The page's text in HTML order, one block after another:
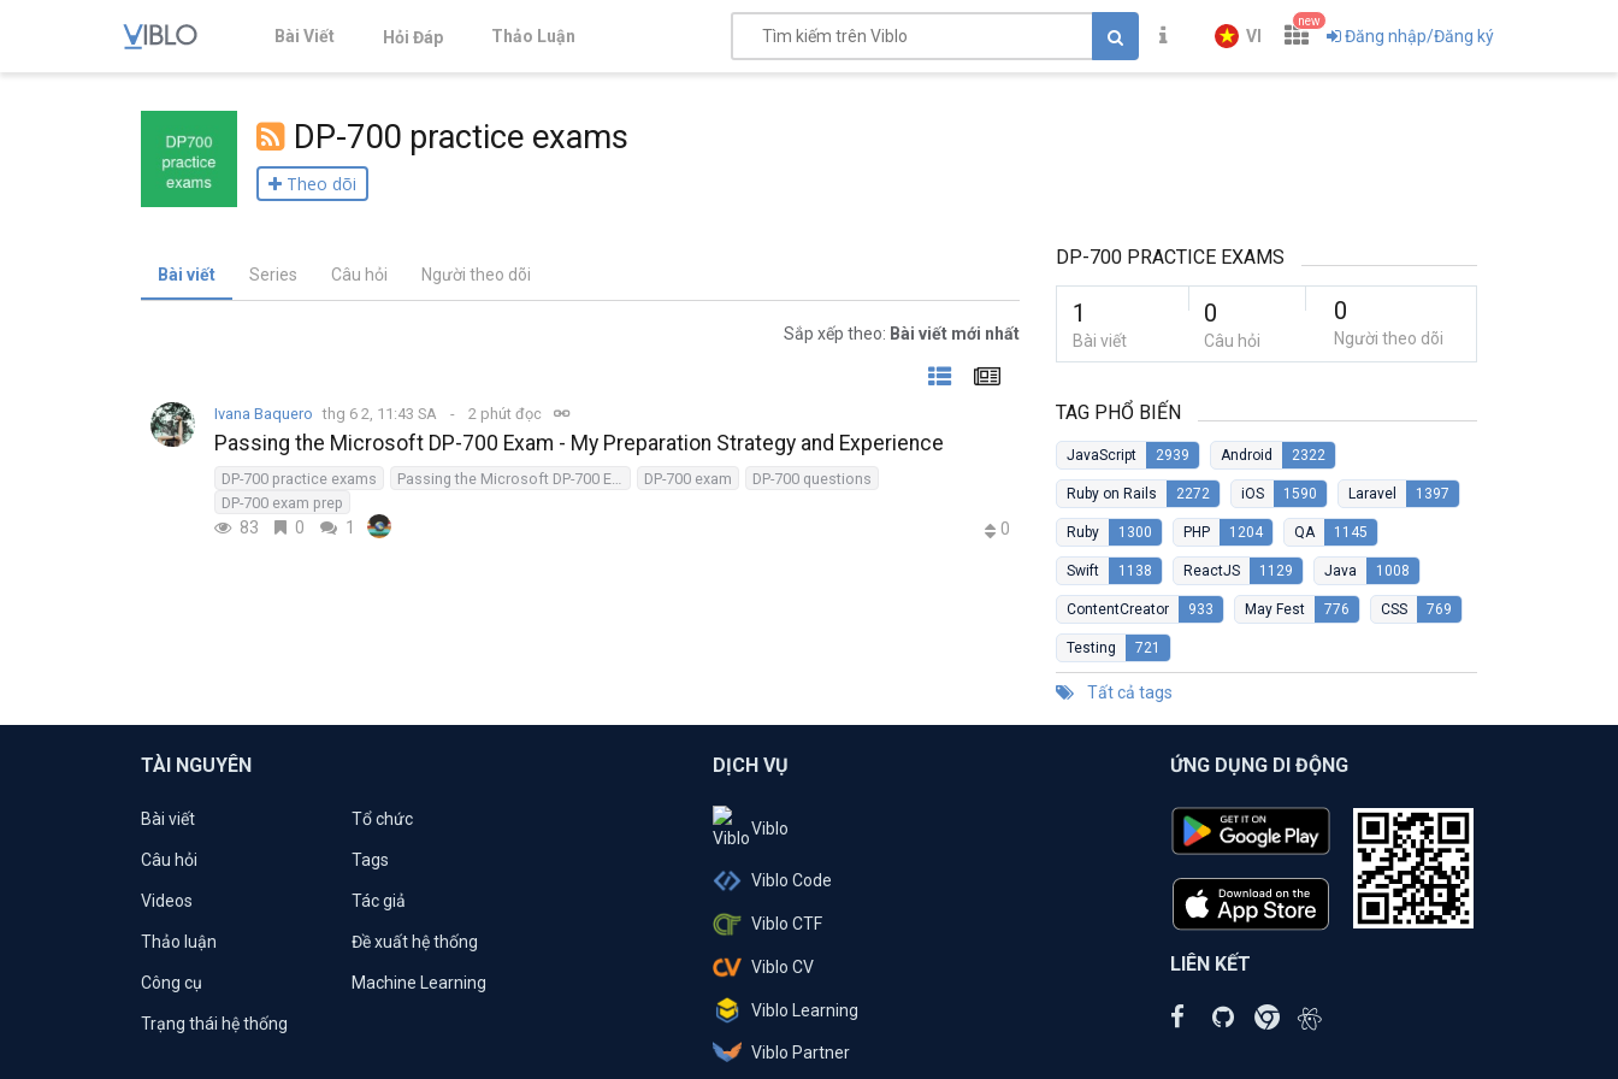
Bài Viết Hỏi Đáp Thảo Luận VI
new
Đăng nhập/Đăng ký
DP-700 practice exams
Theo dõi
Bài viết Series Câu hỏi Người theo dõi
Sắp xếp theo: Bài viết mới nhất
Ivana Baquero thg 6 2, 11:43 SA 2 phút đọc
Passing the Microsoft DP-700 Exam - My Preparation Strategy and Experience
DP-700 practice exams Passing the Microsoft DP-700 Exam DP-700 exam
DP-700 questions
DP-700 exam prep
83 0 1 0
DP-700 PRACTICE EXAMS
1
Bài viết
0
Câu hỏi
0
Người theo dõi
TAG PHỔ BIẾN
JavaScript 2939 Android 2322
Ruby on Rails 2272 iOS 1590 Laravel 1397
Ruby 1300 PHP 1204 QA 1145
Swift 1138 ReactJS 1129 Java 1008
ContentCreator 933 May Fest 776 CSS 769
Testing 721
Tất cả tags
TÀI NGUYÊN
Bài viết Tổ chức
Câu hỏi Tags
Videos Tác giả
Thảo luận Đề xuất hệ thống
Công cụ Machine Learning
Trạng thái hệ thống
DỊCH VỤ
Viblo
Viblo Code
Viblo CTF
Viblo CV
Viblo Learning
Viblo Partner
ỨNG DỤNG DI ĐỘNG
LIÊN KẾT